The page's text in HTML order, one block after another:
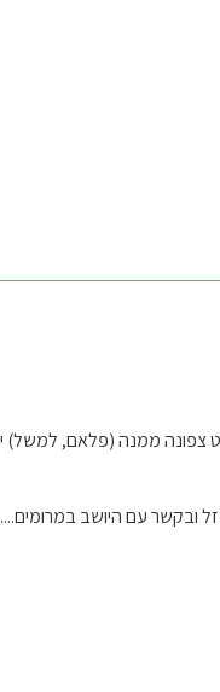
צפונה ממנה (פלאם, למשל)
ובקשר עם היושב